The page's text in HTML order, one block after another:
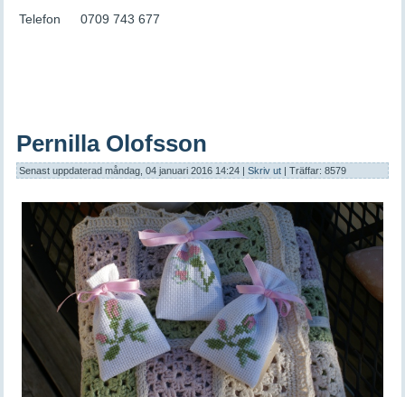
Telefon 0709 743 677
Pernilla Olofsson
Senast uppdaterad måndag, 04 januari 2016 14:24 |Skriv ut | Träffar: 8579